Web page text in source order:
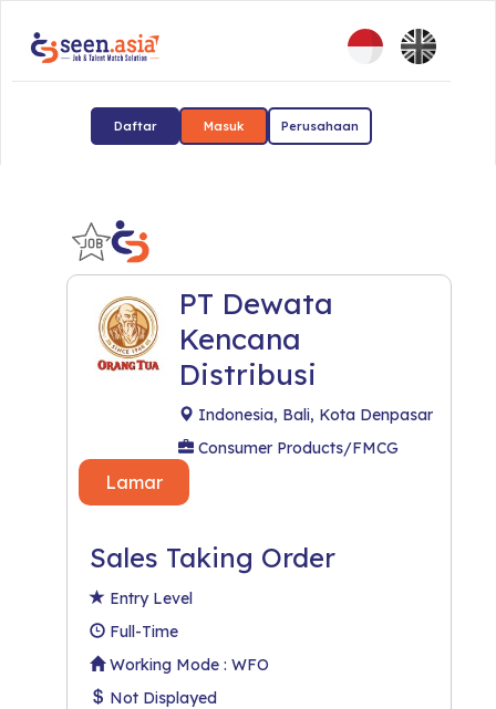
Daftar Masuk Perusahaan
PT Dewata
Kencana
Distribusi
Indonesia, Bali, Kota Denpasar
Consumer Products/FMCG
Lamar
Sales Taking Order
Entry Level
Full-Time
Working Mode : WFO
Not Displayed